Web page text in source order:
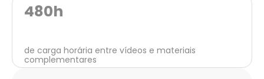
480h
de carga horária entre vídeos e materiais
complementares